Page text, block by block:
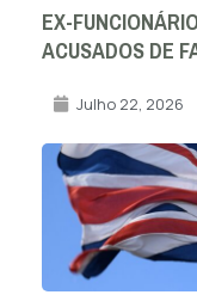
EX-
ACUSADOS DE
Julho 22, 2026